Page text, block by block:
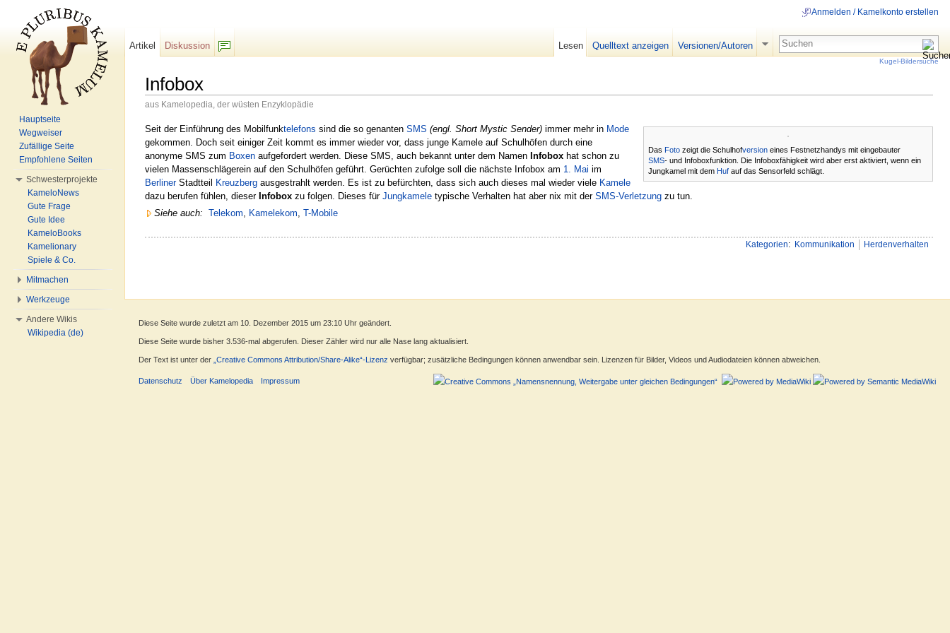
Infobox
aus Kamelopedia, der wüsten Enzyklopädie
Das Foto zeigt die Schulhofversion eines Festnetzhandys mit eingebauter
SMS- und Infoboxfunktion. Die Infoboxfähigkeit wird aber erst aktiviert, wenn ein
Jungkamel mit dem Huf auf das Sensorfeld schlägt.
Seit der Einführung des Mobilfunktelefons sind die so genanten SMS (engl. Short Mystic Sender) immer mehr in Mode
gekommen. Doch seit einiger Zeit kommt es immer wieder vor, dass junge Kamele auf Schulhöfen durch eine
anonyme SMS zum Boxen aufgefordert werden. Diese SMS, auch bekannt unter dem Namen Infobox hat schon zu
vielen Massenschlägerein auf den Schulhöfen geführt. Gerüchten zufolge soll die nächste Infobox am 1. Mai im
BerlinerStadtteil Kreuzberg ausgestrahlt werden. Es ist zu befürchten, dass sich auch dieses mal wieder viele Kamele
dazu berufen fühlen, dieser Infobox zu folgen. Dieses für Jungkamele typische Verhalten hat aber nix mit der SMS-Verletzung zu tun.
Siehe auch: Telekom Kamelekom T-Mobile
Kategorien: Kommunikation Herdenverhalten
Anmelden / Kamelkonto erstellen
Artikel
Diskussion
Lesen Quelltext anzeigen Versionen/Autoren
Kugel-Bildersuche
Hauptseite
Wegweiser
Zufällige Seite
Empfohlene Seiten
Schwesterprojekte
KameloNews
Gute Frage
Gute Idee
KameloBooks
Kamelionary
Spiele & Co.
Mitmachen
Werkzeuge
Andere Wikis
Wikipedia (de)
Diese Seite wurde zuletzt am 10. Dezember 2015 um 23:10 Uhr geändert.
Diese Seite wurde bisher 3.536-mal abgerufen. Dieser Zähler wird nur alle Nase lang aktualisiert.
Der Text ist unter der „Creative Commons Attribution/Share-Alike“-Lizenz verfügbar; zusätzliche Bedingungen können anwendbar sein. Lizenzen für Bilder, Videos und Audiodateien können abweichen.
Datenschutz Über Kamelopedia Impressum